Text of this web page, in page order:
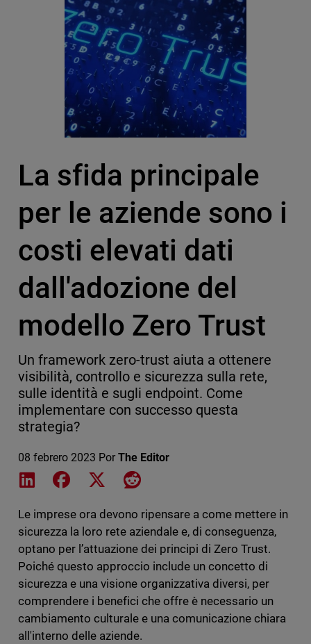
La sfida principale
per le aziende sono i
costi elevati dati
dall'adozione del
modello Zero Trust
Un framework zero-trust aiuta a ottenere
visibilità, controllo e sicurezza sulla rete,
sulle identità e sugli endpoint. Come
implementare con successo questa
strategia?
08 febrero 2023 Por The Editor
Share on LinkedIn
Share on Facebook
Share on XShare on Reddit
Le imprese ora devono ripensare a come mettere in
sicurezza la loro rete aziendale e, di conseguenza,
optano per l’attuazione dei principi di Zero Trust.
Poiché questo approccio include un concetto di
sicurezza e una visione organizzativa diversi, per
comprendere i benefici che offre è necessario un
cambiamento culturale e una comunicazione chiara
all'interno delle aziende.